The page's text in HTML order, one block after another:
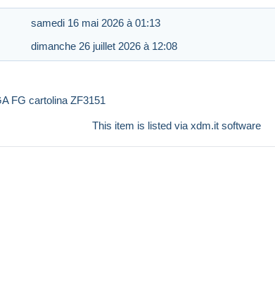
samedi 16 mai 2026 à 01:13
dimanche 26 juillet 2026 à 12:08
FG cartolina ZF3151
This item is listed via xdm.it software